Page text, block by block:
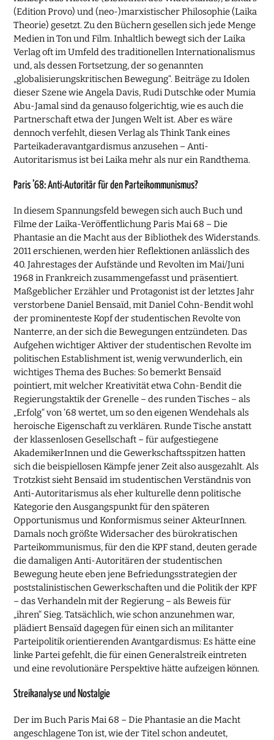
(Edition Provo) und (neo-)marxistischer Philosophie (Laika
Theorie) gesetzt. Zu den Büchern gesellen sich jede Menge
Medien in Ton und Film. Inhaltlich bewegt sich der Laika
Verlag oft im Umfeld des traditionellen Internationalismus
und, als dessen Fortsetzung, der so genannten
„globalisierungskritischen Bewegung“. Beiträge zu Idolen
dieser Szene wie Angela Davis, Rudi Dutschke oder Mumia
Abu-Jamal sind da genauso folgerichtig, wie es auch die
Partnerschaft etwa der Jungen Welt ist. Aber es wäre
dennoch verfehlt, diesen Verlag als Think Tank eines
Parteikaderavantgardismus anzusehen – Anti-
Autoritarismus ist bei Laika mehr als nur ein Randthema.
Paris ’68: Anti-Autoritär für den Parteikommunismus?
In diesem Spannungsfeld bewegen sich auch Buch und
Filme der Laika-Veröffentlichung Paris Mai 68 – Die
Phantasie an die Macht aus der Bibliothek des Widerstands.
2011 erschienen, werden hier Reflektionen anlässlich des
40. Jahrestages der Aufstände und Revolten im Mai/Juni
1968 in Frankreich zusammengefasst und präsentiert.
Maßgeblicher Erzähler und Protagonist ist der letztes Jahr
verstorbene Daniel Bensaïd, mit Daniel Cohn-Bendit wohl
der prominenteste Kopf der studentischen Revolte von
Nanterre, an der sich die Bewegungen entzündeten. Das
Aufgehen wichtiger Aktiver der studentischen Revolte im
politischen Establishment ist, wenig verwunderlich, ein
wichtiges Thema des Buches: So bemerkt Bensaïd
pointiert, mit welcher Kreativität etwa Cohn-Bendit die
Regierungstaktik der Grenelle – des runden Tisches – als
„Erfolg“ von ’68 wertet, um so den eigenen Wendehals als
heroische Eigenschaft zu verklären. Runde Tische anstatt
der klassenlosen Gesellschaft – für aufgestiegene
AkademikerInnen und die Gewerkschaftsspitzen hatten
sich die beispiellosen Kämpfe jener Zeit also ausgezahlt. Als
Trotzkist sieht Bensaïd im studentischen Verständnis von
Anti-Autoritarismus als eher kulturelle denn politische
Kategorie den Ausgangspunkt für den späteren
Opportunismus und Konformismus seiner AkteurInnen.
Damals noch größte Widersacher des bürokratischen
Parteikommunismus, für den die KPF stand, deuten gerade
die damaligen Anti-Autoritären der studentischen
Bewegung heute eben jene Befriedungsstrategien der
poststalinistischen Gewerkschaften und die Politik der KPF
– das Verhandeln mit der Regierung – als Beweis für
„ihren“ Sieg. Tatsächlich, wie schon anzunehmen war,
plädiert Bensaïd dagegen für einen sich an militanter
Parteipolitik orientierenden Avantgardismus: Es hätte eine
linke Partei gefehlt, die für einen Generalstreik eintreten
und eine revolutionäre Perspektive hätte aufzeigen können.
Streikanalyse und Nostalgie
Der im Buch Paris Mai 68 – Die Phantasie an die Macht
angeschlagene Ton ist, wie der Titel schon andeutet,